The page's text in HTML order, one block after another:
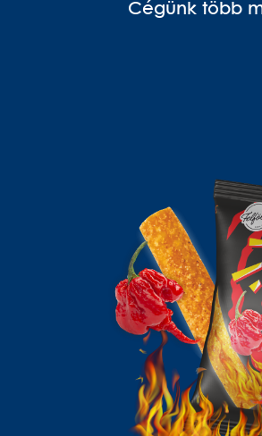
Cégünk több